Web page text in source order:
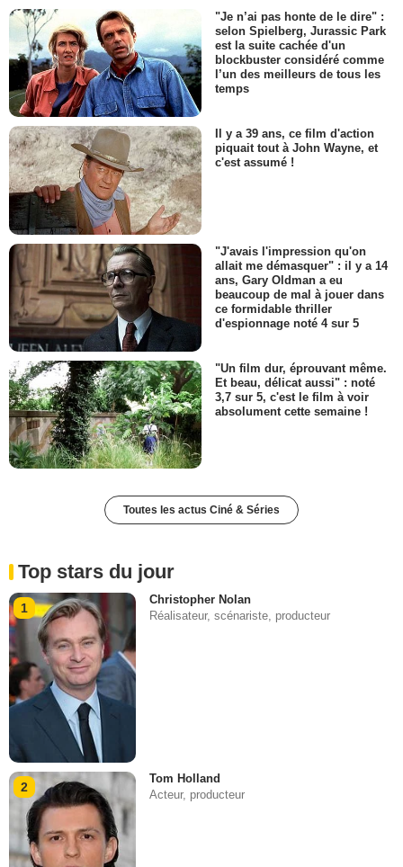
"Je n’ai pas honte de le dire" :
selon Spielberg, Jurassic Park
est la suite cachée d'un
blockbuster considéré comme
l’un des meilleurs de tous les
temps
Il y a 39 ans, ce film d'action
piquait tout à John Wayne, et
c'est assumé !
"J'avais l'impression qu'on
allait me démasquer" : il y a 14
ans, Gary Oldman a eu
beaucoup de mal à jouer dans
ce formidable thriller
d'espionnage noté 4 sur 5
"Un film dur, éprouvant même.
Et beau, délicat aussi" : noté
3,7 sur 5, c'est le film à voir
absolument cette semaine !
Toutes les actus Ciné & Séries
Top stars du jour
1
Christopher Nolan
Réalisateur, scénariste, producteur
2
Tom Holland
Acteur, producteur